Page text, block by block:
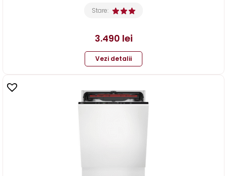
Stare:
3.490 lei
Vezi detalii